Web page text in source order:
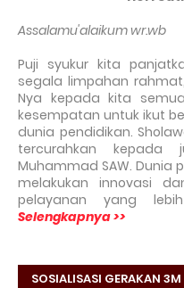
Assalamu'alaikum wr.wb
Puji syukur kita
segala limpahan
Nya kepada kita
kesempatan untuk ikut
dunia pendidikan.
tercurahkan kepada
Muhammad SAW. Dunia
melakukan innovasi
pelayanan yang
Selengkapnya >>
SOSIALISASI GERAKAN 3M